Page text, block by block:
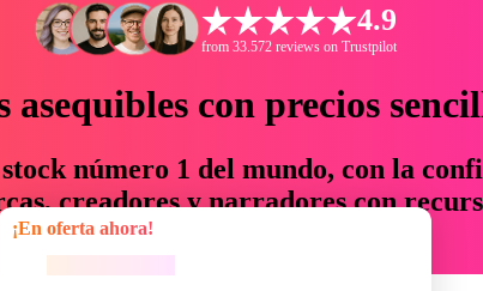
4.9
from 33.572 reviews on Trustpilot
asequibles con precios
número 1 del mundo, con la
creadores y narradores con
un 76 % en tiempo y presupuesto.
oferta ahora!